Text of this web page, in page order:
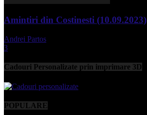
Amintiri din Costinesti (10.09.2023)
Andrei Partos
3
Cadouri Personalizate prin imprimare 3D
POPULARE